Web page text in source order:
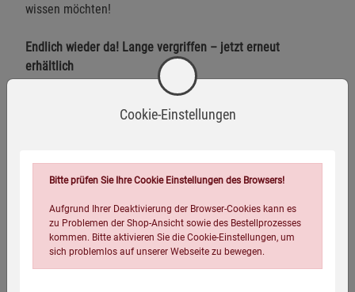
wissen möchten!
Endlich wieder da! Lange vergriffen – jetzt erneut
erhältlich
Herstellerinformationen
Eigenschaften
Verlag / Herausgeber:
Telomit
ISBN-13:
9783981791228
Infos:
Gebunden, 191 Seiten, durchgehend farbig illustriert
Cookie-Einstellungen
Bitte prüfen Sie Ihre Cookie Einstellungen des Browsers!
Aufgrund Ihrer Deaktivierung der Browser-Cookies kann es
zu Problemen der Shop-Ansicht sowie des Bestellprozesses
kommen. Bitte aktivieren Sie die Cookie-Einstellungen, um
sich problemlos auf unserer Webseite zu bewegen.